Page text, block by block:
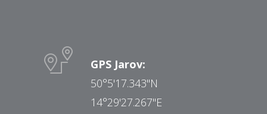
GPS Jarov:
50°5'17.343"N
14°29'27.267"E